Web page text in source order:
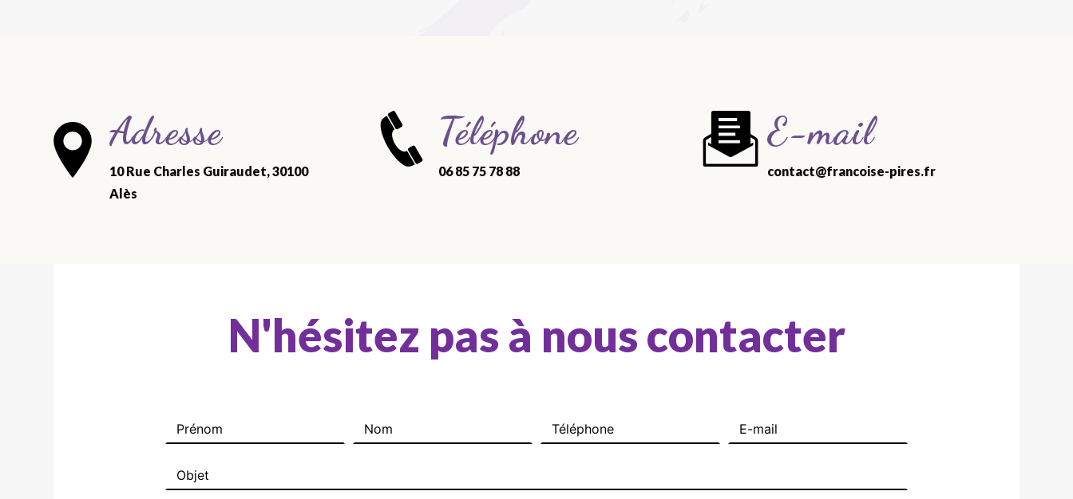
Adresse
10 Rue Charles Guiraudet, 30100
Alès
Téléphone
06 85 75 78 88
E-mail
contact@francoise-pires.fr
N'hésitez pas à nous contacter